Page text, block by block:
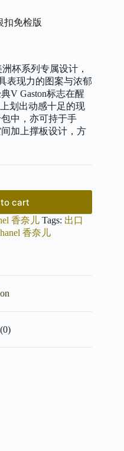
扣免检版
洲杯系列专属设计，
表现力的图案与浓郁
V Gaston标志在醒
划出动感十足的现
中，亦可持于手
加上撑板设计，方
cart
香奈儿 Tags: 出口
香奈儿